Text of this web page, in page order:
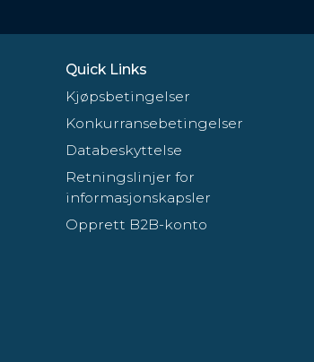
Quick Links
Kjøpsbetingelser
Konkurransebetingelser
Databeskyttelse
Retningslinjer for
informasjonskapsler
Opprett B2B-konto